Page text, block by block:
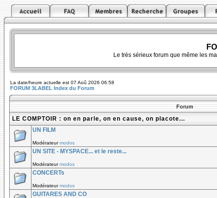
Le très sérieux forum que même les
La date/heure actuelle est 07 Aoû 2026 06:58
FORUM 3LABEL Index du Forum
Forum
LE COMPTOIR : on en parle, on en cause, on placote...
UN FILM
Modérateurmodos
UN SITE - MYSPACE... et le reste...
Modérateurmodos
CONCERTs
Modérateurmodos
GUITARES AND CO